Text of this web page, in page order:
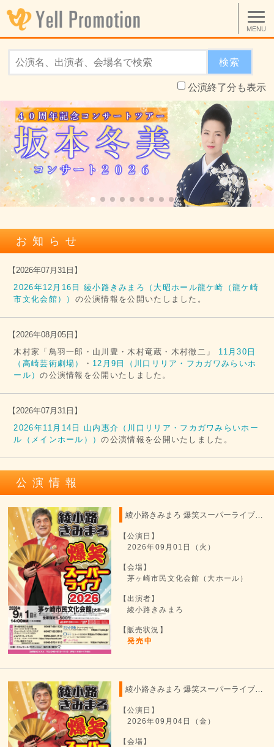
MENU
検索
公演終了分も表示
お知らせ
【2026年07月31日 】
2026年12月16日 綾小路きみまろ（大昭ホール龍ケ崎（龍ケ崎
市文化会館）） の公演情報を公開いたしました。
【2026年08月05日 】
木村家「鳥羽一郎・山川豊・木村竜蔵・木村徹二」 11月30日
（高崎芸術劇場）
・ 12月9日（川口リリア・フカガワみらいホ
ール）の公演情報を公開いたしました。
【2026年07月31日 】
2026年11月14日 山内惠介（川口リリア・フカガワみらいホー
ル（メインホール））の公演情報を公開いたしました。
公演情報
綾小路きみまろ 爆笑スーパーライブ 2026
【公演日】
2026年09月01日（火）
【会場】
茅ヶ崎市民文化会館（大ホール）
【出演者】
綾小路きみまろ
【販売状況】
発売中
綾小路きみまろ 爆笑スーパーライブ 2026
【公演日】
2026年09月04日（金）
【会場】